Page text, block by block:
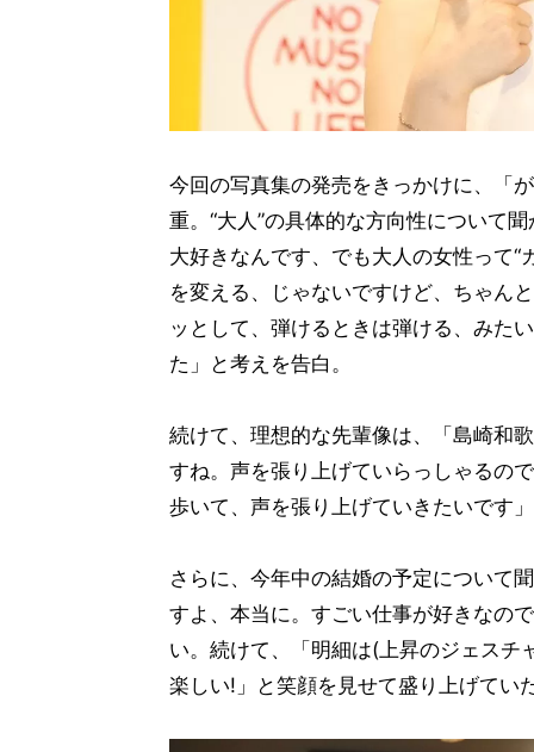
今回の写真集の発売をきっかけに、「
重。“大人”の具体的な方向性について
大好きなんです、でも大人の女性って
を変える、じゃないですけど、ちゃん
ッとして、弾けるときは弾ける、みた
た」と考えを告白。
続けて、理想的な先輩像は、「島崎和
すね。声を張り上げていらっしゃるの
歩いて、声を張り上げていきたいです
さらに、今年中の結婚の予定について
すよ、本当に。すごい仕事が好きなの
い。続けて、「明細は(上昇のジェス
楽しい!」と笑顔を見せて盛り上げてい